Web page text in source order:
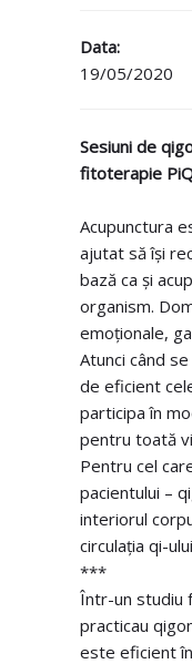
Data:
19/05/2020
Sesiuni de
fitoterapie PiQ
Acupunctura
ajutat să își
bază ca și
organism.
emoționale,
Atunci când
de eficient
participa în
pentru toată
Pentru cel
pacientului –
interiorul
circulația qi-
***
Într-un studiu
practicau
este eficient